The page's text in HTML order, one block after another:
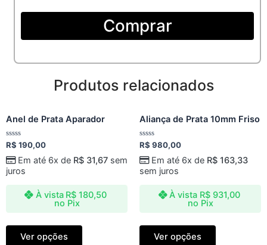
Cardiaco
Comprar
Produtos relacionados
Anel de Prata Aparador
Avaliação
de
5
R$ 190,00
À vista R$ 180,50
no Pix
Em até 6x de R$31,67sem
juros
Ver opções
Aliança de Prata 10mm Friso
Avaliação
de
5
R$ 980,00
À vista R$931,00
no Pix
Em até 6x de R$163,33
sem juros
Ver opções